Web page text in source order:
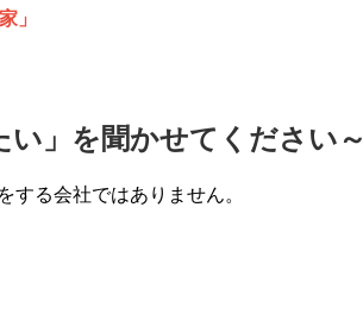
」
い」を聞かせてください～
する会社ではありません。